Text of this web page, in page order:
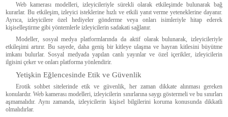
Web kamerası modelleri, izleyicileriyle sürekli olarak etkileşimde bulunarak bağ
kurarlar. Bu etkileşim, izleyici isteklerine hızlı ve etkili yanıt verme yeteneklerine dayanır.
Ayrıca, izleyicilere özel hediyeler gönderme veya onları isimleriyle hitap ederek
kişiselleştirme gibi yöntemlerle izleyicilerin sadakati sağlanır.
Modeller, sosyal medya platformlarında da aktif olarak bulunarak, izleyicileriyle
etkileşimi artırır. Bu sayede, daha geniş bir kitleye ulaşma ve hayran kitlesini büyütme
imkanı bulurlar. Sosyal medyada yapılan canlı yayınlar ve özel içerikler, izleyicilerin
ilgisini çeker ve onları platforma yönlendirir.
Yetişkin Eğlencesinde Etik ve Güvenlik
Erotik sohbet sitelerinde etik ve güvenlik, her zaman dikkate alınması gereken
konulardır. Web kamerası modelleri, izleyicilerin sınırlarına saygı göstermeli ve bu sınırları
aşmamalıdır. Aynı zamanda, izleyicilerin kişisel bilgilerini koruma konusunda dikkatli
olmalıdırlar.